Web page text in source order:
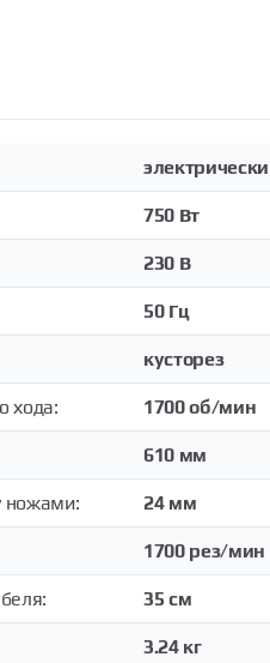
750 Вт
230 В
50 Гц
кусторез
хода: 1700 об/мин
610 мм
ножами: 24 мм
1700 рез/мин
35 см
3.24 кг